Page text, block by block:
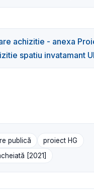
achizitie - anexa
spatiu invatamant
publică
proiect HG
[2021]